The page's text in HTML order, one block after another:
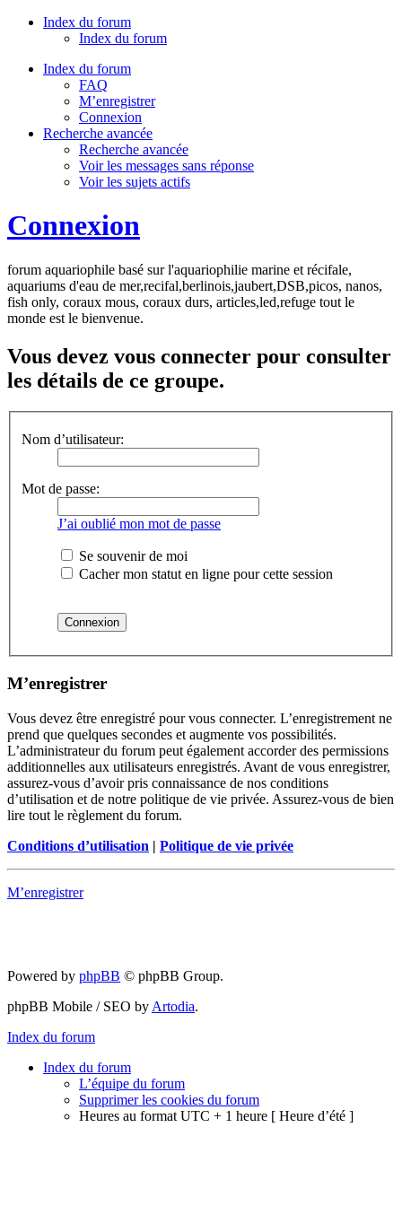
Index du forum
Index du forum
Index du forum
FAQ
M’enregistrer
Connexion
Recherche avancée
Recherche avancée
Voir les messages sans réponse
Voir les sujets actifs
Connexion
forum aquariophile basé sur l'aquariophilie marine et récifale,
aquariums d'eau de mer,recifal,berlinois,jaubert,DSB,picos, nanos,
fish only, coraux mous, coraux durs, articles,led,refuge tout le
monde est le bienvenue.
Vous devez vous connecter pour consulter
les détails de ce groupe.
Nom d’utilisateur:
Mot de passe:
J’ai oublié mon mot de passe
Se souvenir de moi
Cacher mon statut en ligne pour cette session
M’enregistrer
Vous devez être enregistré pour vous connecter. L’enregistrement ne
prend que quelques secondes et augmente vos possibilités.
L’administrateur du forum peut également accorder des permissions
additionnelles aux utilisateurs enregistrés. Avant de vous enregistrer,
assurez-vous d’avoir pris connaissance de nos conditions
d’utilisation et de notre politique de vie privée. Assurez-vous de bien
lire tout le règlement du forum.
Conditions d’utilisation | Politique de vie privée
M’enregistrer
Powered by phpBB © phpBB Group.
phpBB Mobile / SEO by Artodia.
Index du forum
Index du forum
L’équipe du forum
Supprimer les cookies du forum
Heures au format UTC + 1 heure [ Heure d’été ]